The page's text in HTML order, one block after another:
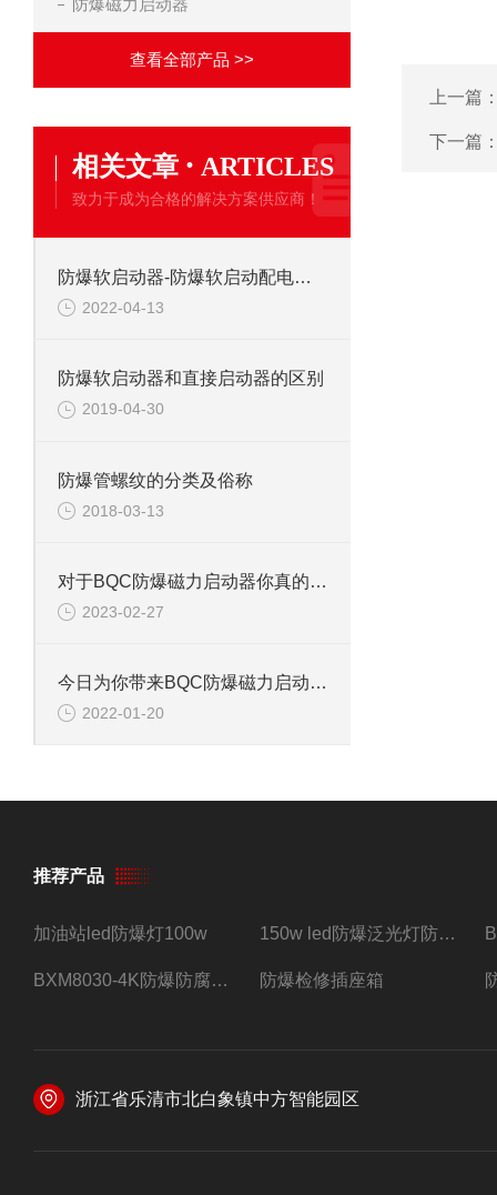
防爆磁力启动器
查看全部产品 >>
相关文章 · ARTICLES
致力于成为合格的解决方案供应商！
防爆软启动器-防爆软启动配电箱维护注意事项
2022-04-13
防爆软启动器和直接启动器的区别
2019-04-30
防爆管螺纹的分类及俗称
2018-03-13
对于BQC防爆磁力启动器你真的了解了吗？
2023-02-27
今日为你带来BQC防爆磁力启动器结构与特性的解析
2022-01-20
上一篇
下一篇
推荐产品
加油站led防爆灯100w 150w led防爆泛光灯防水防尘防爆三防灯
BXM8030-4K防爆防腐照明配电箱四路带总开关 防爆检修插座箱
浙江省乐清市北白象镇中方智能园区